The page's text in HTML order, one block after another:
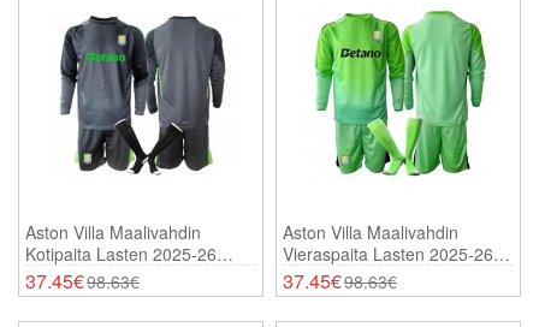
Aston Villa Maalivahdin
Kotipaita Lasten 2025-26
Pitkähihainen (+ Shortsit)
37.45€98.63€
Aston Villa Maalivahdin
Vieraspaita Lasten 2025-26
Pitkähihainen (+ Shortsit)
37.45€98.63€